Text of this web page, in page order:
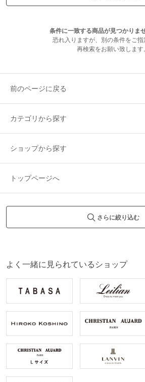
条件に一致する商品が見つかりま
恐れ入りますが、別の条件をご指
再検索をお願い致します
前のページに戻る
カテゴリから探す
ショップから探す
トップページへ
さらに絞り込む
よく一緒に見られているショップ